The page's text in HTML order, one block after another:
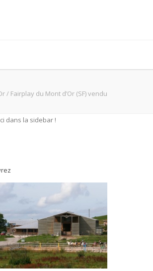
/ Fairplay du Mont d’Or (SF) vendu
dans la sidebar !